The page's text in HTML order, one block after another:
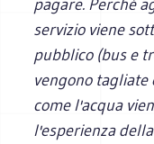
pagare. Perché
servizio viene
pubblico (bus e
vengono
come l'acqua
l'esperienza